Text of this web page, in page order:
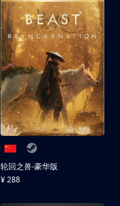
轮回之兽-豪华版
¥ 288